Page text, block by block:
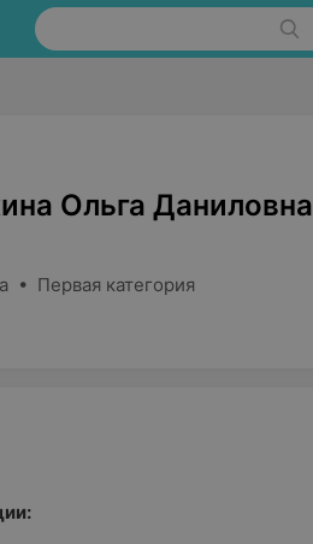
Ольга Даниловна
• Первая категория